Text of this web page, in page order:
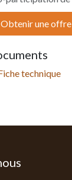
Obtenir une offre
technique